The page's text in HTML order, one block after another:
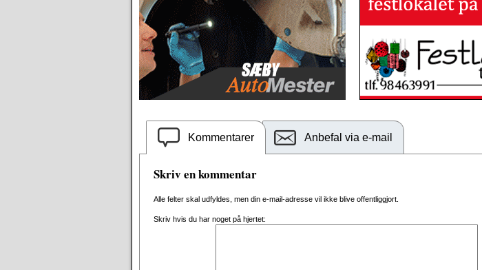
Kommentarer Anbefal via e-mail
Skriv en kommentar
Alle felter skal udfyldes, men din e-mail-adresse vil ikke blive offentliggjort.
Skriv hvis du har noget på hjertet: